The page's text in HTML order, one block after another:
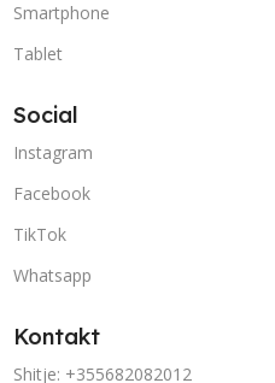
Smartphone
Tablet
Social
Instagram
Facebook
TikTok
Whatsapp
Kontakt
Shitje: +355682082012